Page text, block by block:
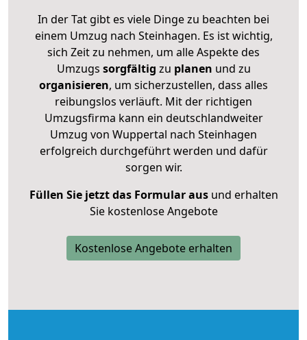
In der Tat gibt es viele Dinge zu beachten bei
einem Umzug nach Steinhagen. Es ist wichtig,
sich Zeit zu nehmen, um alle Aspekte des
Umzugs sorgfältig zu planen und zu
organisieren, um sicherzustellen, dass alles
reibungslos verläuft. Mit der richtigen
Umzugsfirma kann ein deutschlandweiter
Umzug von Wuppertal nach Steinhagen
erfolgreich durchgeführt werden und dafür
sorgen wir.
Füllen Sie jetzt das Formular ausund erhalten
Sie kostenlose Angebote
Kostenlose Angebote erhalten